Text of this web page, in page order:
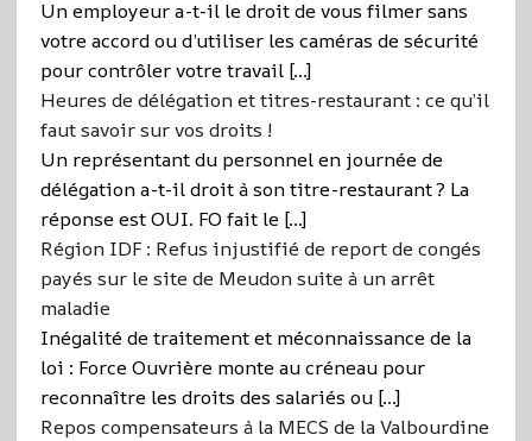
Un employeur a-t-il le droit de vous filmer sans
votre accord ou d’utiliser les caméras de sécurité
pour contrôler votre travail […]
Heures de délégation et titres-restaurant : ce qu’il
faut savoir sur vos droits !
Un représentant du personnel en journée de
délégation a-t-il droit à son titre-restaurant ? La
réponse est OUI. FO fait le […]
Région IDF : Refus injustifié de report de congés
payés sur le site de Meudon suite à un arrêt
maladie
Inégalité de traitement et méconnaissance de la
loi : Force Ouvrière monte au créneau pour
reconnaître les droits des salariés ou […]
Repos compensateurs à la MECS de la Valbourdine